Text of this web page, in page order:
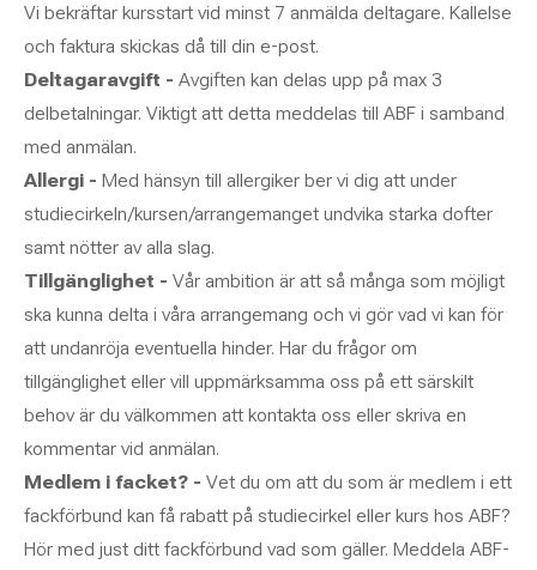
Vi bekräftar kursstart vid minst 7 anmälda deltagare. Kallelse
och faktura skickas då till din e-post.
Deltagaravgift - Avgiften kan delas upp på max 3
delbetalningar. Viktigt att detta meddelas till ABF i samband
med anmälan.
Allergi - Med hänsyn till allergiker ber vi dig att under
studiecirkeln/kursen/arrangemanget undvika starka dofter
samt nötter av alla slag.
Tillgänglighet - Vår ambition är att så många som möjligt
ska kunna delta i våra arrangemang och vi gör vad vi kan för
att undanröja eventuella hinder. Har du frågor om
tillgänglighet eller vill uppmärksamma oss på ett särskilt
behov är du välkommen att kontakta oss eller skriva en
kommentar vid anmälan.
Medlem i facket? - Vet du om att du som är medlem i ett
fackförbund kan få rabatt på studiecirkel eller kurs hos ABF?
Hör med just ditt fackförbund vad som gäller. Meddela ABF-